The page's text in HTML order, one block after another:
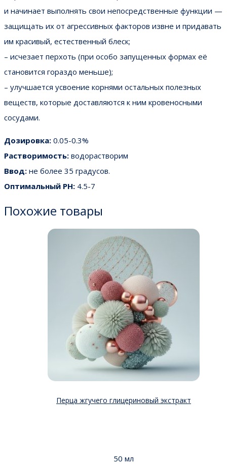
и начинает выполнять свои непосредственные функции —
защищать их от агрессивных факторов извне и придавать
им красивый, естественный блеск;
– исчезает перхоть (при особо запущенных формах её
становится гораздо меньше);
– улучшается усвоение корнями остальных полезных
веществ, которые доставляются к ним кровеносными
сосудами.
Дозировка: 0.05-0.3%
Растворимость: водорастворим
Ввод: не более 35 градусов.
Оптимальный PH: 4.5-7
Похожие товары
Перца жгучего глицериновый экстракт
50 мл